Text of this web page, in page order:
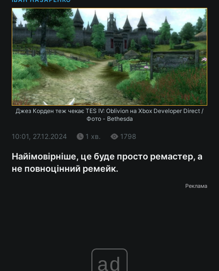
Джез Корден теж чекає TES IV: Oblivion на Xbox Developer Direct /
Фото - Bethesda
10:01, 27.12.2024 1 хв. 1798
Найімовірніше, це буде просто ремастер, а
не повноцінний ремейк.
Реклама
ad